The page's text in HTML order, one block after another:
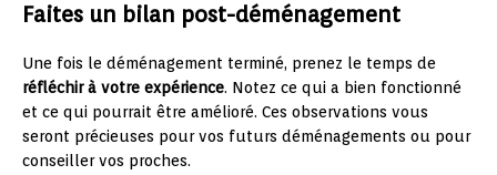
Faites un bilan post-déménagement
Une fois le déménagement terminé, prenez le temps de
réfléchir à votre expérience. Notez ce qui a bien fonctionné
et ce qui pourrait être amélioré. Ces observations vous
seront précieuses pour vos futurs déménagements ou pour
conseiller vos proches.